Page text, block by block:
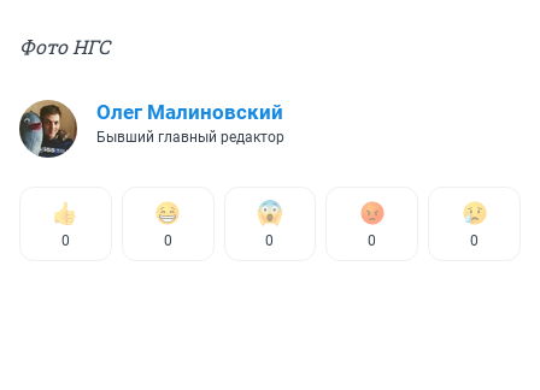
Фото НГС
Олег Малиновский
Бывший главный редактор
0 0 0 0 0